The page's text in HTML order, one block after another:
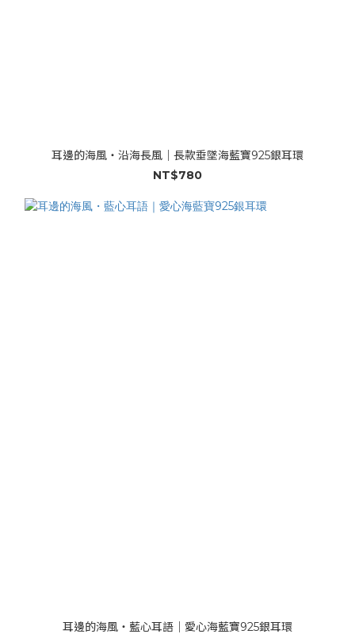
耳邊的海風・沿海長風｜長款垂墜海藍寶925銀耳環
NT$780
耳邊的海風・藍心耳語｜愛心海藍寶925銀耳環